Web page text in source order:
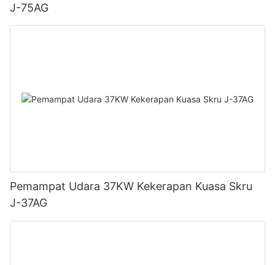
J-75AG
Pemampat Udara 37KW Kekerapan Kuasa Skru
J-37AG